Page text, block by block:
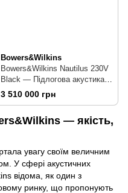
Bowers&Wilkins
Bowers&Wilkins Nautilus 230V
Black — Підлогова акустика
500 Вт
3 510 000 грн
— якість,
увагу своїм величним
У сфері акустичних
відома, як один з
ринку, що пропонують